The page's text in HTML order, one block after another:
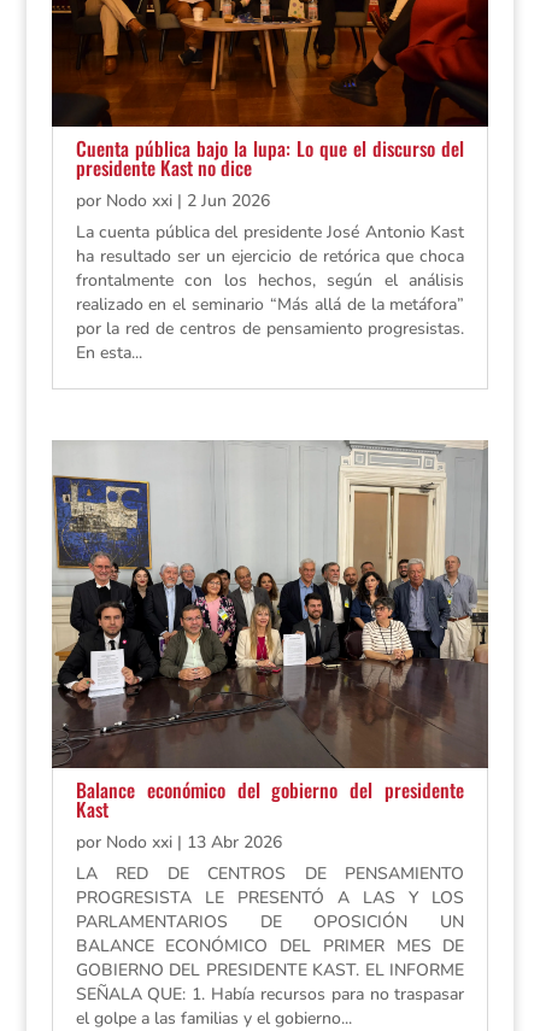
Cuenta pública bajo la lupa: Lo que el discurso del
presidente Kast no dice
por Nodo xxi| 2 Jun 2026
La cuenta pública del presidente José Antonio Kast
ha resultado ser un ejercicio de retórica que choca
frontalmente con los hechos, según el análisis
realizado en el seminario “Más allá de la metáfora”
por la red de centros de pensamiento progresistas.
En esta...
Balance económico del gobierno del presidente
Kast
por Nodo xxi| 13 Abr 2026
LA RED DE CENTROS DE PENSAMIENTO
PROGRESISTA LE PRESENTÓ A LAS Y LOS
PARLAMENTARIOS DE OPOSICIÓN UN
BALANCE ECONÓMICO DEL PRIMER MES DE
GOBIERNO DEL PRESIDENTE KAST. EL INFORME
SEÑALA QUE: 1. Había recursos para no traspasar
el golpe a las familias y el gobierno...